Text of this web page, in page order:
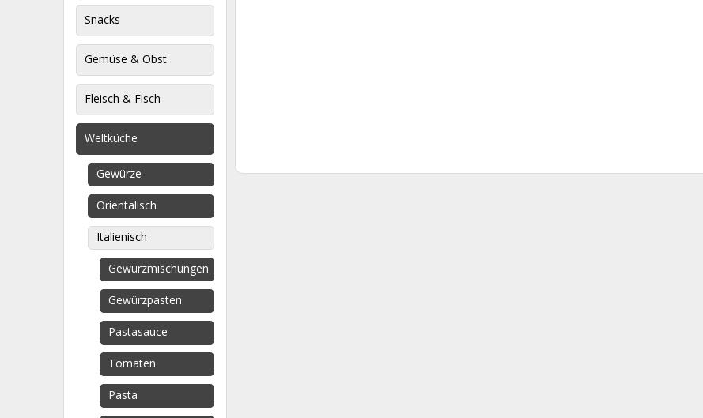
Snacks
Gemüse & Obst
Fleisch & Fisch
Weltküche
Gewürze
Orientalisch
Italienisch
Gewürzmischungen
Gewürzpasten
Pastasauce
Tomaten
Pasta